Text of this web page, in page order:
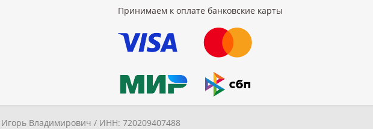
Принимаем к оплате банковские карты
Владимирович / ИНН: 720209407488